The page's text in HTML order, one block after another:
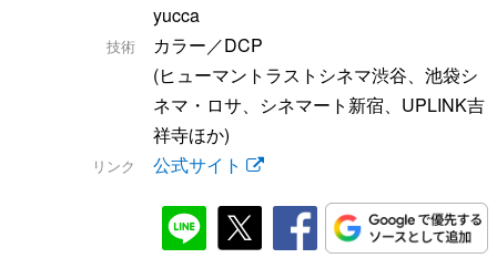
yucca
技術
カラー／DCP
(ヒューマントラストシネマ渋谷、池袋シ
ネマ・ロサ、シネマート新宿、UPLINK吉
祥寺ほか)
リンク 公式サイト